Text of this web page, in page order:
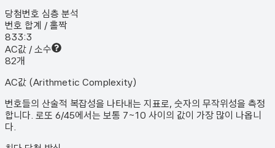
당첨번호 심층 분석
번호 합계 / 홀짝
833:3
AC값 / 소수
82개
AC값 (Arithmetic Complexity)
번호들의 산술적 복잡성을 나타내는 지표로, 숫자의 무작위성을 측정
합니다. 로또 6/45에서는 보통 7~10 사이의 값이 가장 많이 나옵니
다.